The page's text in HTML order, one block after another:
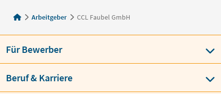
Arbeitgeber CCL Faubel GmbH
Für Bewerber
Beruf & Karriere